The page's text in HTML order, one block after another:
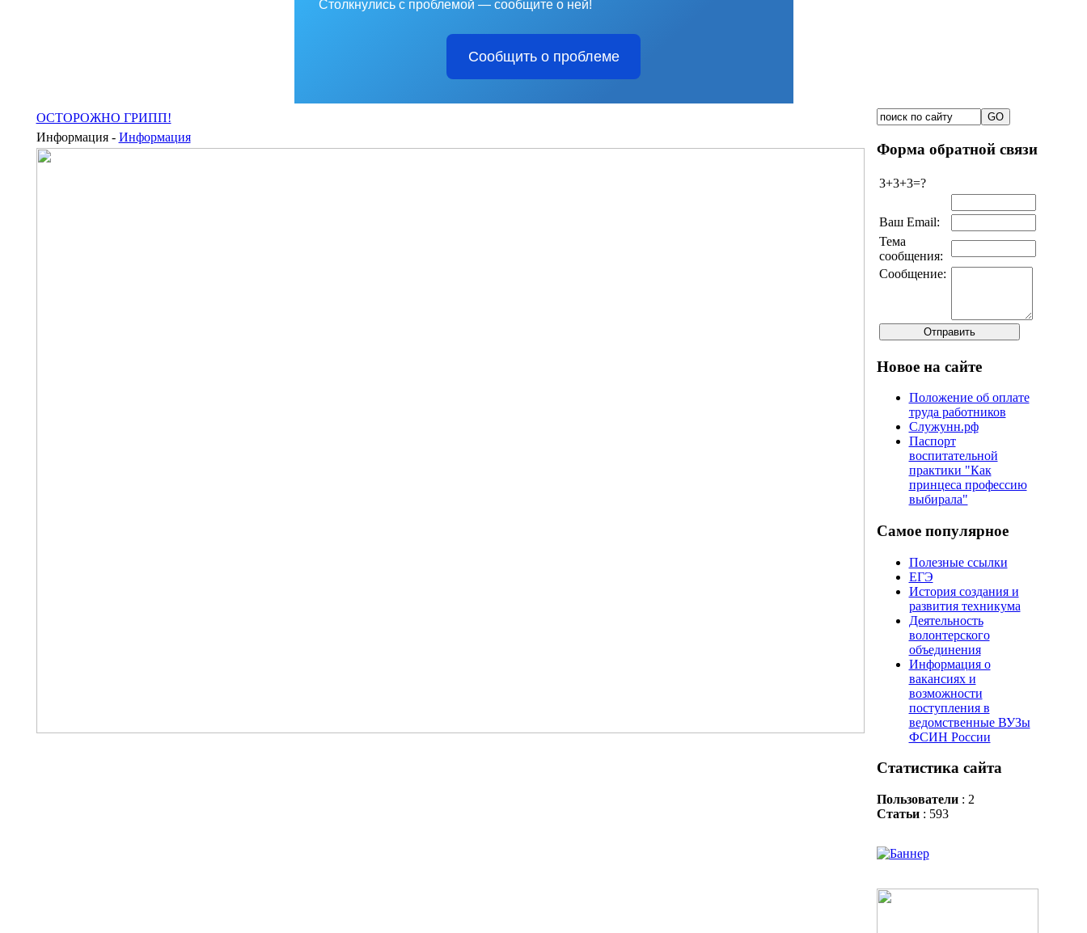
Столкнулись с проблемой — сообщите о ней!
Сообщить о проблеме
ОСТОРОЖНО ГРИПП!
Информация - Информация
Форма обратной связи
3+3+3=?
Ваш Email:
Тема
сообщения:
Сообщение:
Новое на сайте
Положение об оплате
труда работников
Служунн.рф
Паспорт
воспитательной
практики "Как
принцеса профессию
выбирала"
Самое популярное
Полезные ссылки
ЕГЭ
История создания и
развития техникума
Деятельность
волонтерского
объединения
Информация о
вакансиях и
возможности
поступления в
ведомственные ВУЗы
ФСИН России
Статистика сайта
Пользователи: 2
Статьи: 593